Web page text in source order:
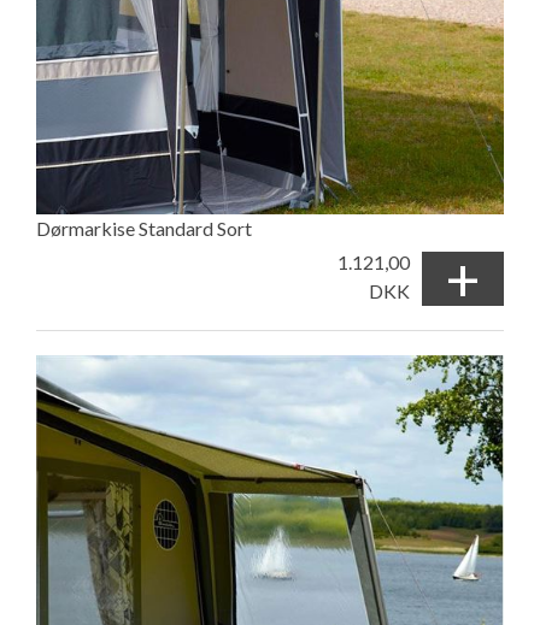
Dørmarkise Standard Sort
1.121,00
DKK
+